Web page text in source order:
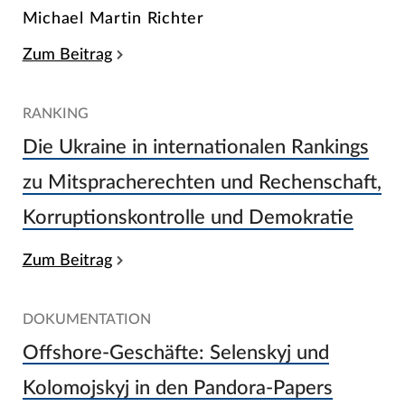
Michael Martin Richter
Zum Beitrag
RANKING
Die Ukraine in internationalen Rankings
zu Mitspracherechten und Rechenschaft,
Korruptionskontrolle und Demokratie
Zum Beitrag
DOKUMENTATION
Offshore-Geschäfte: Selenskyj und
Kolomojskyj in den Pandora-Papers